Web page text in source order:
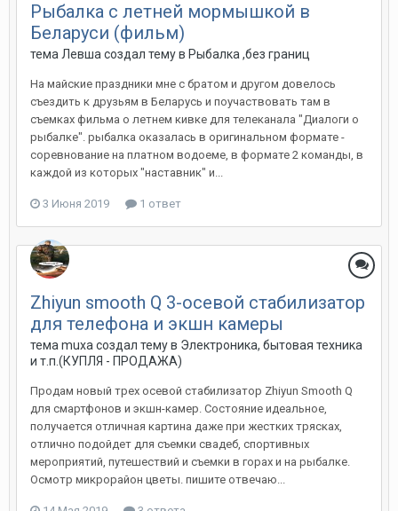
Рыбалка с летней мормышкой в
Беларуси (фильм)
тема Левша создал тему в Рыбалка ,без границ
На майские праздники мне с братом и другом довелось
съездить к друзьям в Беларусь и поучаствовать там в
съемках фильма о летнем кивке для телеканала "Диалоги о
рыбалке". рыбалка оказалась в оригинальном формате -
соревнование на платном водоеме, в формате 2 команды, в
каждой из которых "наставник" и...
3 Июня 2019 1 ответ
Zhiyun smooth Q 3-осевой стабилизатор
для телефона и экшн камеры
тема muxa создал тему в Электроника, бытовая техника
и т.п.(КУПЛЯ - ПРОДАЖА)
Продам новый трех осевой стабилизатор Zhiyun Smooth Q
для смартфонов и экшн-камер. Состояние идеальное,
получается отличная картина даже при жестких трясках,
отлично подойдет для съемки свадеб, спортивных
мероприятий, путешествий и съемки в горах и на рыбалке.
Осмотр микрорайон цветы. пишите отвечаю...